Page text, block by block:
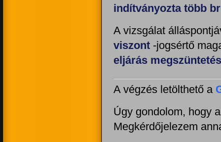
indítványozta több
A vizsgálat
viszont -jogsértő
eljárás
A végzés letölthető a
Úgy gondolom, hogy
Megkérdőjelezem